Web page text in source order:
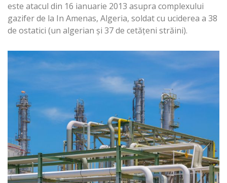
este atacul din 16 ianuarie 2013 asupra complexului
gazifer de la In Amenas, Algeria, soldat cu uciderea a 38
de ostatici (un algerian şi 37 de cetăţeni străini).